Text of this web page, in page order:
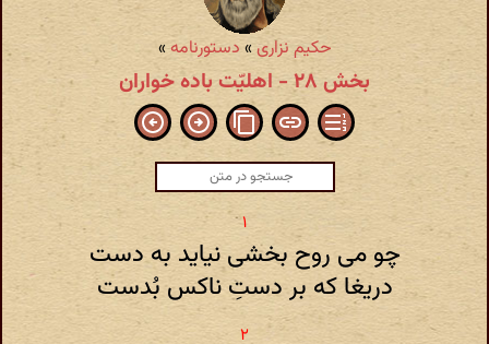
حکیم نزاری» دستورنامه»
بخش ۲۸ - اهلیّت باده خواران
چو می روح بخشی نیاید به دست
دریغا که بر دستِ ناکس بُدست